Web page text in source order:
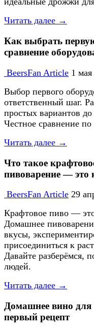
Читать далее →
Как выбрать
сравнение
BeersFan Article 1
Выбор первого
ответственный шаг.
простых вариантов
Честное сравнение по
Читать далее →
Что такое
пивоварение — это
BeersFan Article 29
Крафтовое пиво —
Домашнее
вкусы,
присоединиться к
Давайте разберёмся,
людей.
Читать далее →
Домашнее вино
первый рецепт